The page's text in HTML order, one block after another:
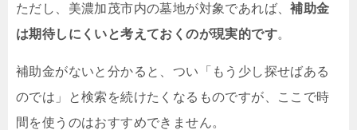
ただし、美濃加茂市内の墓地が対象であれば、補助金
は期待しにくいと考えておくのが現実的です。
補助金がないと分かると、つい「もう少し探せばある
のでは」と検索を続けたくなるものですが、ここで時
間を使うのはおすすめできません。